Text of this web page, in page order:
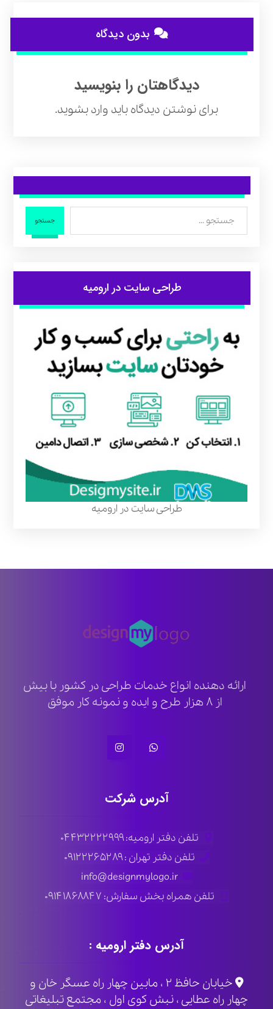
بدون دیدگاه
دیدگاهتان را بنویسید
برای نوشتن دیدگاه باید وارد بشوید.
جستجو
طراحی سایت در ارومیه
طراحی سایت در ارومیه
ارائه دهنده انواع خدمات طراحی در کشور با بیش
از ۸ هزار طرح و ایده و نمونه کار موفق
آدرس شرکت
تلفن دفتر ارومیه: ۰۴۴۳۲۲۲۲۹۹۹
تلفن دفتر تهران : ۰۹۱۲۲۲۶۵۲۸۹
info@designmylogo.ir
تلفن همراه بخش سفارش: ۰۹۱۴۱۸۶۸۸۴۷
آدرس دفتر ارومیه :
خیابان حافظ ۲ ، مابین چهار راه عسگر خان و
چهار راه عطایی ، نبش کوی اول ، مجتمع تبلیغاتی